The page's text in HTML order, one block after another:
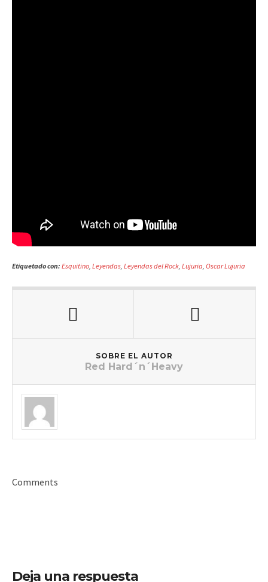
Etiquetado con: Esquitino, Leyendas, Leyendas del Rock, Lujuria, Oscar Lujuria
SOBRE EL AUTOR
Red Hard´n´Heavy
Comments
Deja una respuesta